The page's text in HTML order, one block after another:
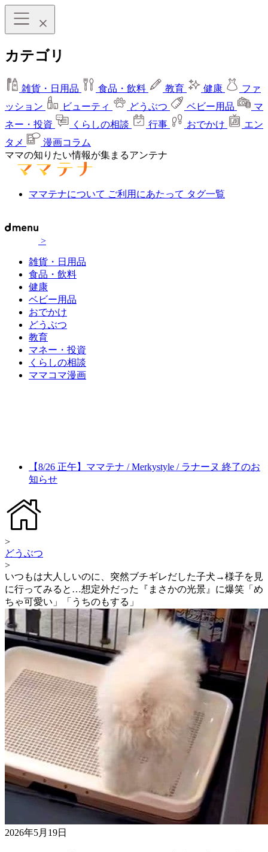
カテゴリ
雑貨・日用品 食品・飲料 教育 健康
ファ
ッション
ビューティ どうぶつ ベビー用品
マ
ネー・投資
くらしの相談 行事 おでかけ
エン
タメ
漫画コラム
ママの知りたい情報が集まるアンテナ
ママテナについて ご利用にあたって タグ一覧
>
雑貨・日用品
食品・飲料
健康
ベビー用品
おでかけ
どうぶつ
教育
マネー・投資
くらしの相談
ママコマ漫画
【8/26 正午】ママテナ / Merkystyle / ラナーヌ 終了のお
知らせ
>
どうぶつ
>
いつもは大人しいのに、突然ブチギレだした子犬→様子を見
に行ってみると…想定外だった『まさかの光景』に爆笑「め
ちゃ可愛い」「うちのもする」
2026年5月19日